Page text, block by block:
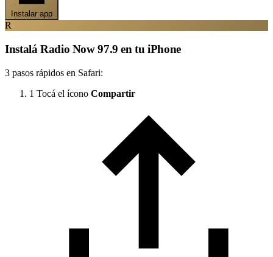
Instalar app
R
Instalá Radio Now 97.9 en tu iPhone
3 pasos rápidos en Safari:
1 Tocá el ícono Compartir